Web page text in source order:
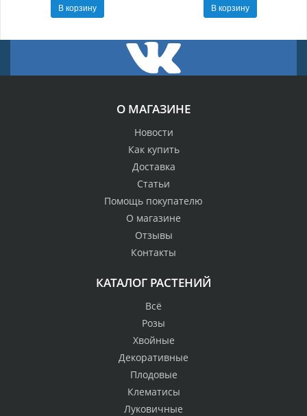
В корзину
В корзину
О МАГАЗИНЕ
Новости
Как купить
Доставка
Статьи
Помощь покупателю
О магазине
Отзывы
Контакты
КАТАЛОГ РАСТЕНИЙ
Всё
Розы
Хвойные
Декоративные
Плодовые
Клематисы
Луковичные